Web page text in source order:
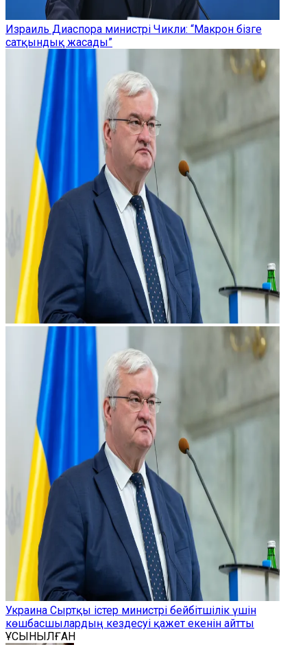
Израиль Диаспора министрі Чикли: “Макрон бізге
сатқындық жасады”
Украина Сыртқы істер министрі бейбітшілік үшін
көшбасшылардың кездесуі қажет екенін айтты
ҰСЫНЫЛҒАН